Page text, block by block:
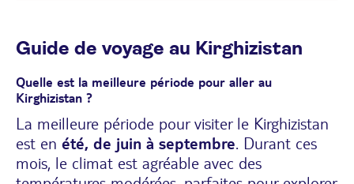
Guide de voyage au Kirghizistan
Quelle est la meilleure période pour aller au
Kirghizistan ?
La meilleure période pour visiter le Kirghizistan
est en été, de juin à septembre. Durant ces
mois, le climat est agréable avec des